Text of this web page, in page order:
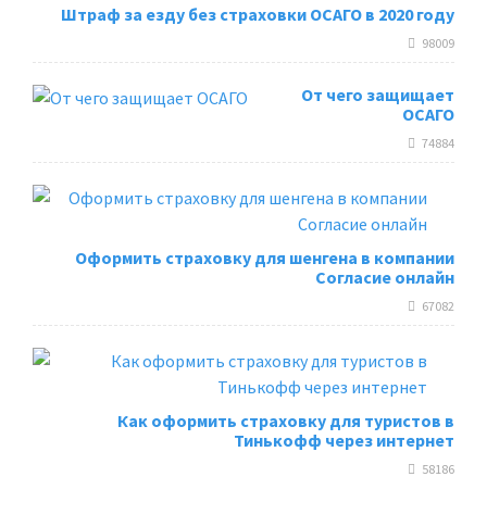
Штраф за езду без страховки ОСАГО в 2020 году
98009
От чего защищает
ОСАГО
74884
Оформить страховку для шенгена в компании
Согласие онлайн
67082
Как оформить страховку для туристов в
Тинькофф через интернет
58186